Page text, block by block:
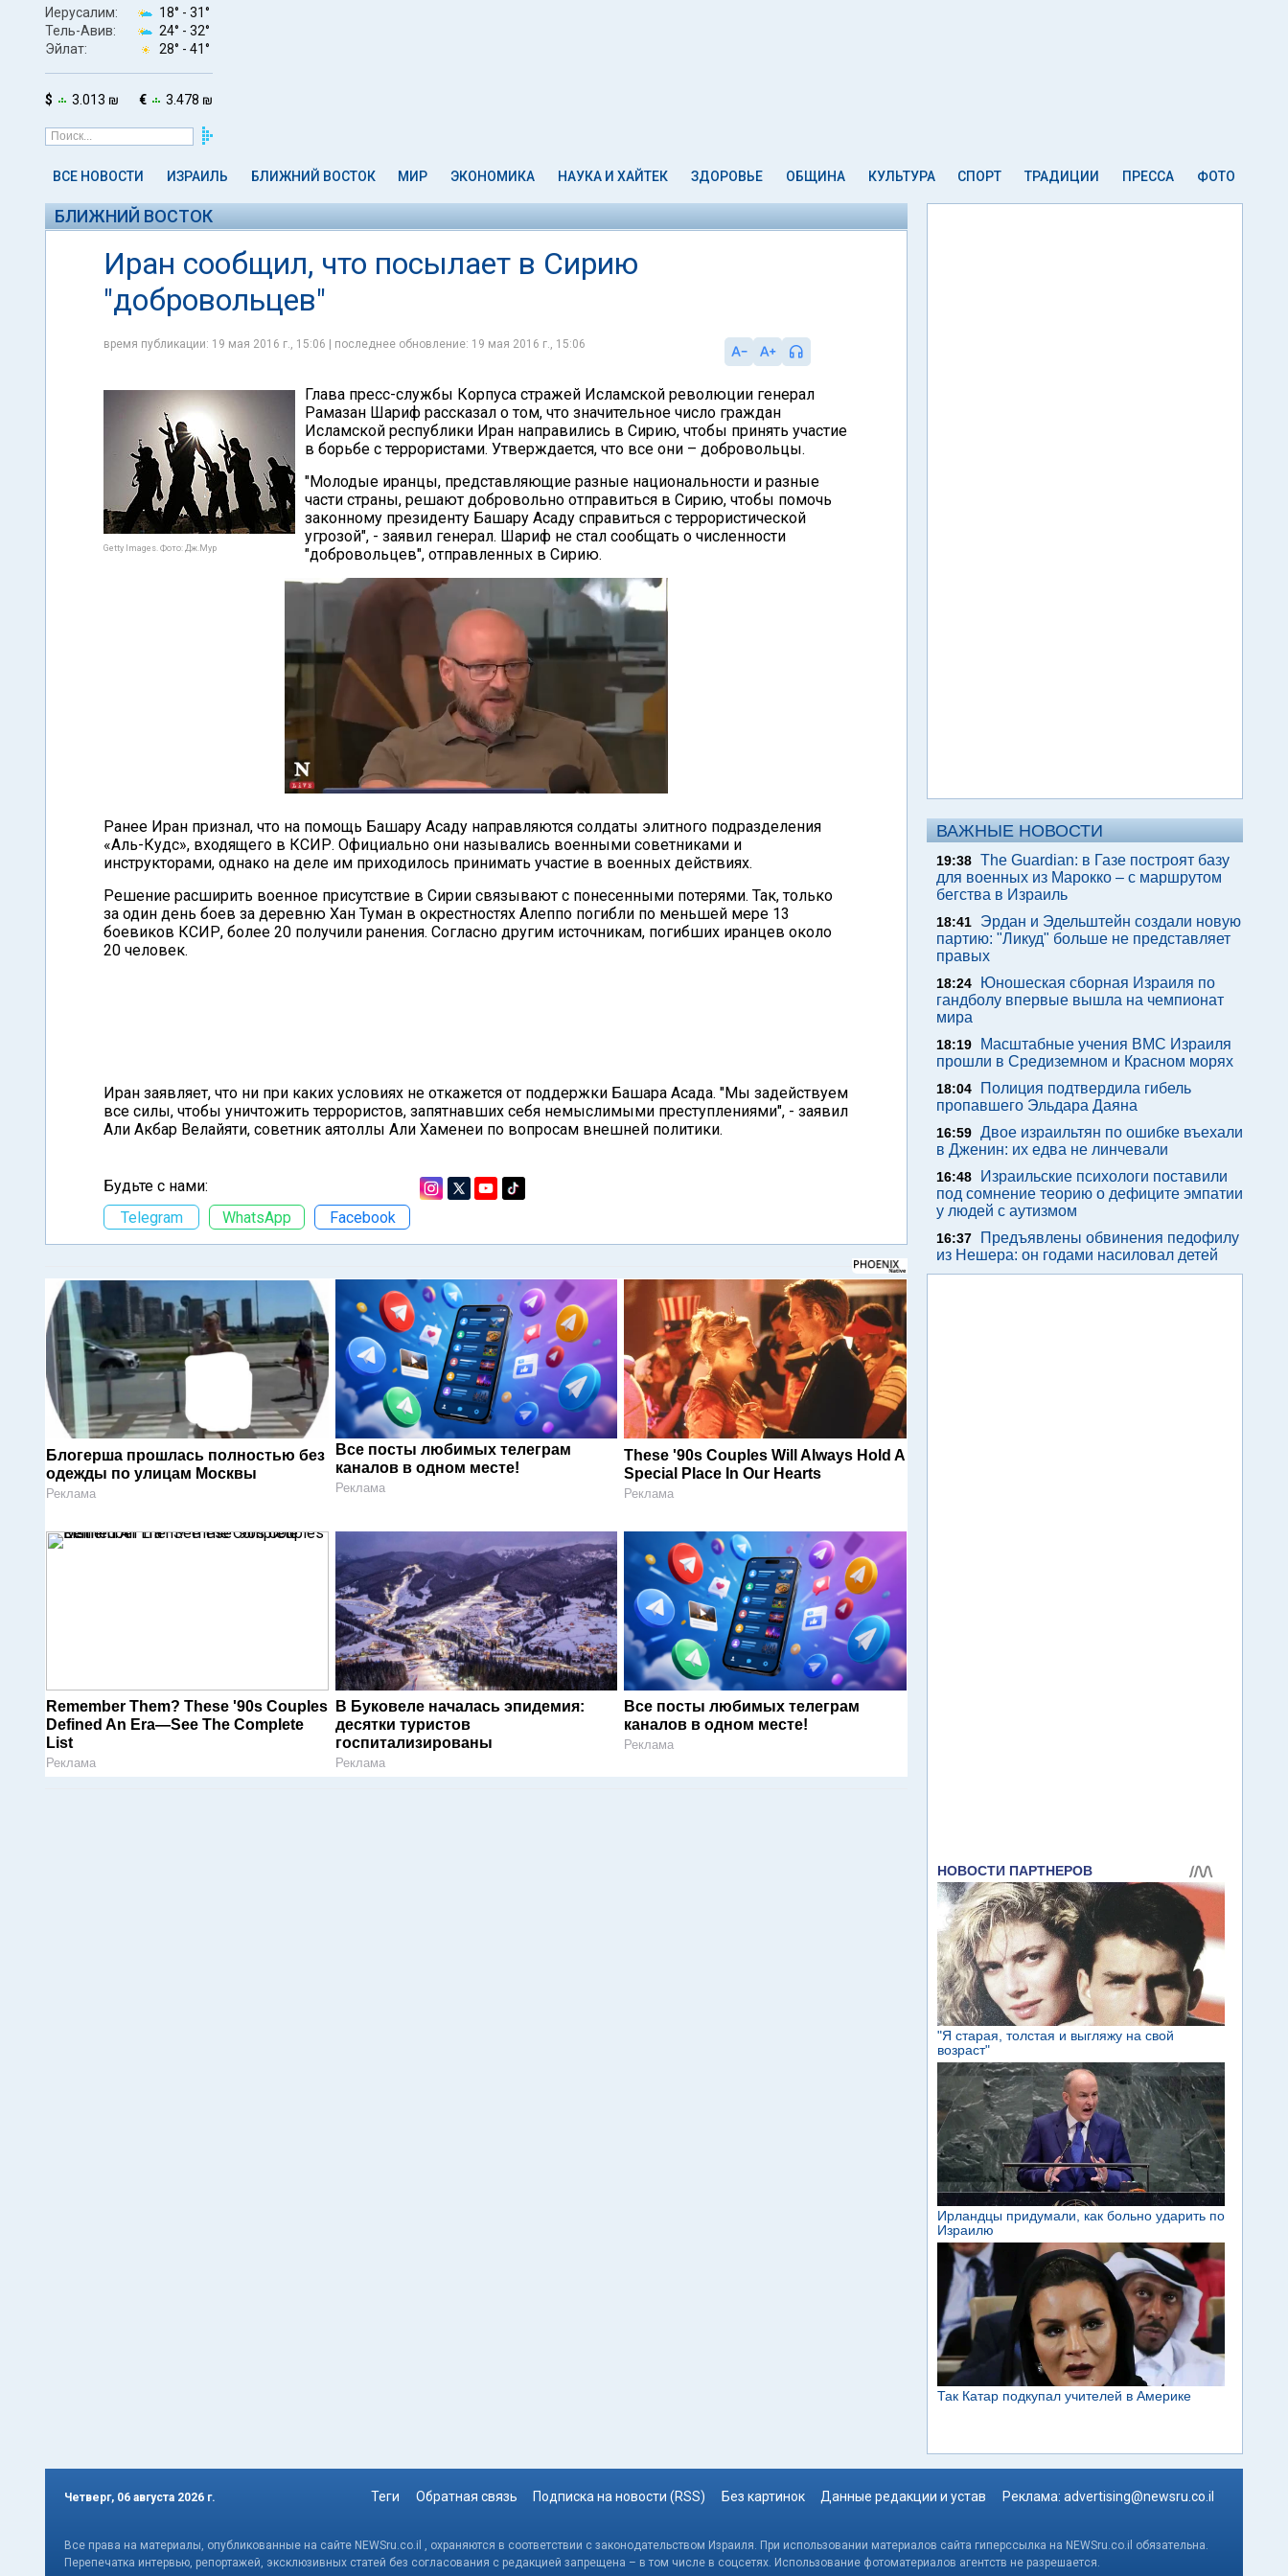
Иерусалим: 18° - 31°
Тель-Авив:
24° - 32°
Эйлат:
28° - 41°
$ 3.013 ₪ € 3.478 ₪
ВСЕ НОВОСТИ ИЗРАИЛЬ БЛИЖНИЙ ВОСТОК МИР ЭКОНОМИКА НАУКА И ХАЙТЕК ЗДОРОВЬЕ ОБЩИНА КУЛЬТУРА СПОРТ ТРАДИЦИИ ПРЕССА ФОТО
БЛИЖНИЙ ВОСТОК
Иран сообщил, что посылает в Сирию
"добровольцев"
время публикации: 19 мая 2016 г., 15:06 | последнее обновление: 19 мая 2016 г., 15:06
Getty Images. Фото: Дж.Мур
Глава пресс-службы Корпуса стражей Исламской революции генерал
Рамазан Шариф рассказал о том, что значительное число граждан
Исламской республики Иран направились в Сирию, чтобы принять участие
в борьбе с террористами. Утверждается, что все они – добровольцы.
"Молодые иранцы, представляющие разные национальности и разные
части страны, решают добровольно отправиться в Сирию, чтобы помочь
законному президенту Башару Асаду справиться с террористической
угрозой", - заявил генерал. Шариф не стал сообщать о численности
"добровольцев", отправленных в Сирию.
Ранее Иран признал, что на помощь Башару Асаду направляются солдаты элитного подразделения
«Аль-Кудс», входящего в КСИР. Официально они назывались военными советниками и
инструкторами, однако на деле им приходилось принимать участие в военных действиях.
Решение расширить военное присутствие в Сирии связывают с понесенными потерями. Так, только
за один день боев за деревню Хан Туман в окрестностях Алеппо погибли по меньшей мере 13
боевиков КСИР, более 20 получили ранения. Согласно другим источникам, погибших иранцев около
20 человек.
Иран заявляет, что ни при каких условиях не откажется от поддержки Башара Асада. "Мы задействуем
все силы, чтобы уничтожить террористов, запятнавших себя немыслимыми преступлениями", - заявил
Али Акбар Велайяти, советник аятоллы Али Хаменеи по вопросам внешней политики.
Будьте с нами:
Telegram
WhatsApp Facebook
Блогерша прошлась полностью без
одежды по улицам Москвы
Реклама
Все посты любимых телеграм
каналов в одном месте!
Реклама
These '90s Couples Will Always Hold A
Special Place In Our Hearts
Реклама
Remember Them? These '90s Couples
Defined An Era—See The Complete
List
Реклама
В Буковеле началась эпидемия:
десятки туристов
госпитализированы
Реклама
Все посты любимых телеграм
каналов в одном месте!
Реклама
ВАЖНЫЕ НОВОСТИ
19:38 The Guardian: в Газе построят базу
для военных из Марокко – с маршрутом
бегства в Израиль
18:41
Эрдан и Эдельштейн создали новую
партию: "Ликуд" больше не представляет
правых
18:24
Юношеская сборная Израиля по
гандболу впервые вышла на чемпионат
мира
18:19
Масштабные учения ВМС Израиля
прошли в Средиземном и Красном морях
18:04
Полиция подтвердила гибель
пропавшего Эльдара Даяна
16:59 Двое израильтян по ошибке въехали
в Дженин: их едва не линчевали
16:48
Израильские психологи поставили
под сомнение теорию о дефиците эмпатии
у людей с аутизмом
16:37
Предъявлены обвинения педофилу
из Нешера: он годами насиловал детей
Четверг, 06 августа 2026 г. Теги Обратная связь Подписка на новости (RSS) Без картинок Данные редакции и устав Реклама: advertising@newsru.co.il
Все права на материалы, опубликованные на сайте NEWSru.co.il , охраняются в соответствии с законодательством Израиля. При использовании материалов сайта гиперссылка на NEWSru.co.il обязательна.
Перепечатка интервью, репортажей, эксклюзивных статей без согласования с редакцией запрещена – в том числе в соцсетях. Использование фотоматериалов агентств не разрешается.